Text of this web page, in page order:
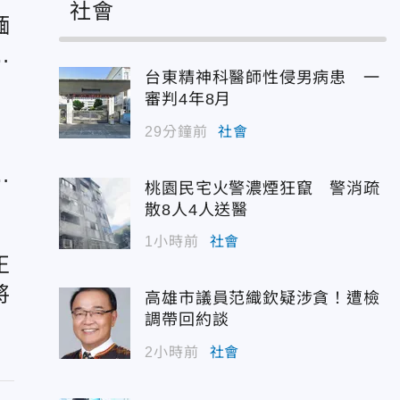
社會
台東精神科醫師性侵男病患 一
審判4年8月
29分鐘前 社會
桃園民宅火警濃煙狂竄 警消疏
散8人4人送醫
1小時前 社會
高雄市議員范織欽疑涉貪！遭檢
調帶回約談
2小時前 社會